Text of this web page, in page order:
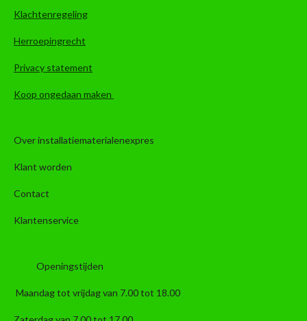
Klachtenregeling
Herroepingrecht
Privacy statement
Koop ongedaan maken
Over installatiematerialenexpres
Klant worden
Contact
Klantenservice
Openingstijden
Maandag tot vrijdag van 7.00 tot 18.00